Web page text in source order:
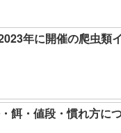
年に開催の爬虫類
餌・値段・慣れ方に